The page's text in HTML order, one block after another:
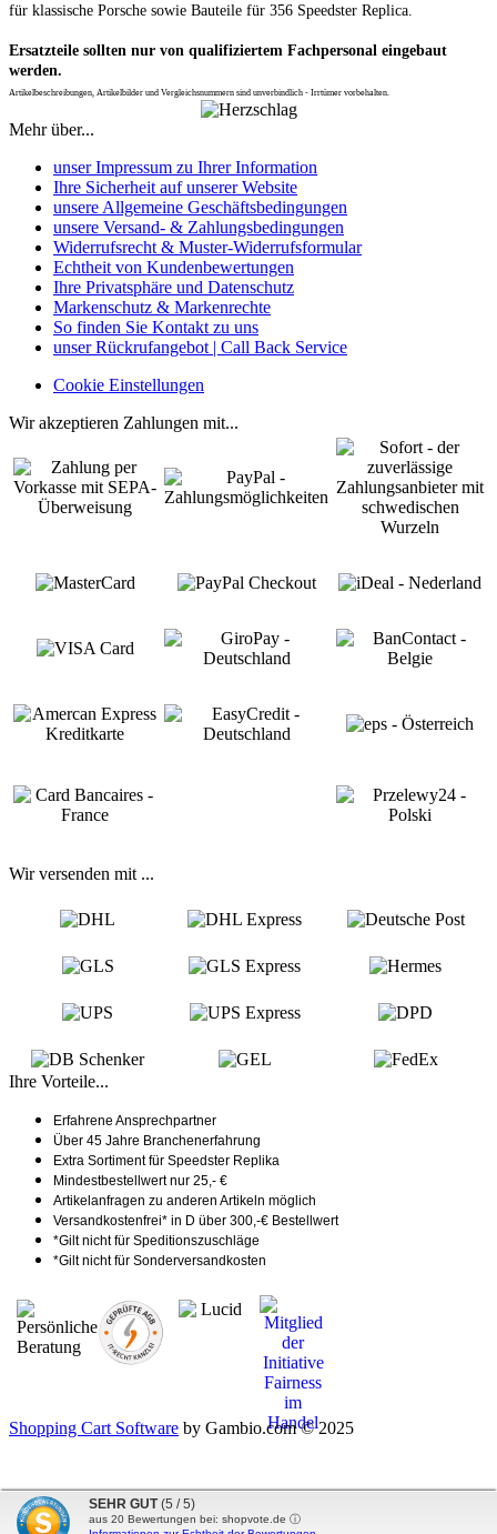
für klassische Porsche sowie Bauteile für 356 Speedster Replica.
Ersatzteile sollten nur von qualifiziertem Fachpersonal eingebaut
werden.
Artikelbeschreibungen, Artikelbilder und Vergleichsnummern sind unverbindlich - Irrtümer vorbehalten.
Mehr über...
unser Impressum zu Ihrer Information
Ihre Sicherheit auf unserer Website
unsere Allgemeine Geschäftsbedingungen
unsere Versand- & Zahlungsbedingungen
Widerrufsrecht & Muster-Widerrufsformular
Echtheit von Kundenbewertungen
Ihre Privatsphäre und Datenschutz
Markenschutz & Markenrechte
So finden Sie Kontakt zu uns
unser Rückrufangebot | Call Back Service
Cookie Einstellungen
Wir akzeptieren Zahlungen mit...
Wir versenden mit ...
Ihre Vorteile...
Erfahrene Ansprechpartner
Über 45 Jahre Branchenerfahrung
Extra Sortiment für Speedster Replika
Mindestbestellwert nur 25,- €
Artikelanfragen zu anderen Artikeln möglich
Versandkostenfrei* in D über 300,-€ Bestellwert
*Gilt nicht für Speditionszuschläge
*Gilt nicht für Sonderversandkosten
Shopping Cart Software by Gambio.com © 2025
SEHR GUT (5 / 5)
aus 20 Bewertungen bei: shopvote.de ⓘ